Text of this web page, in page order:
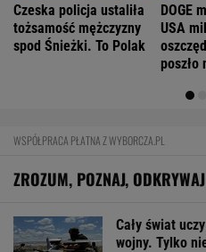
Czeska policja ustaliła
tożsamość mężczyzny
spod Śnieżki. To Polak
DOGE
USA
poszło
WSPÓŁPRACA PŁATNA Z WYBORCZA.PL
ZROZUM, POZNAJ, ODKRYWAJ
Cały świat
wojny. Tylko